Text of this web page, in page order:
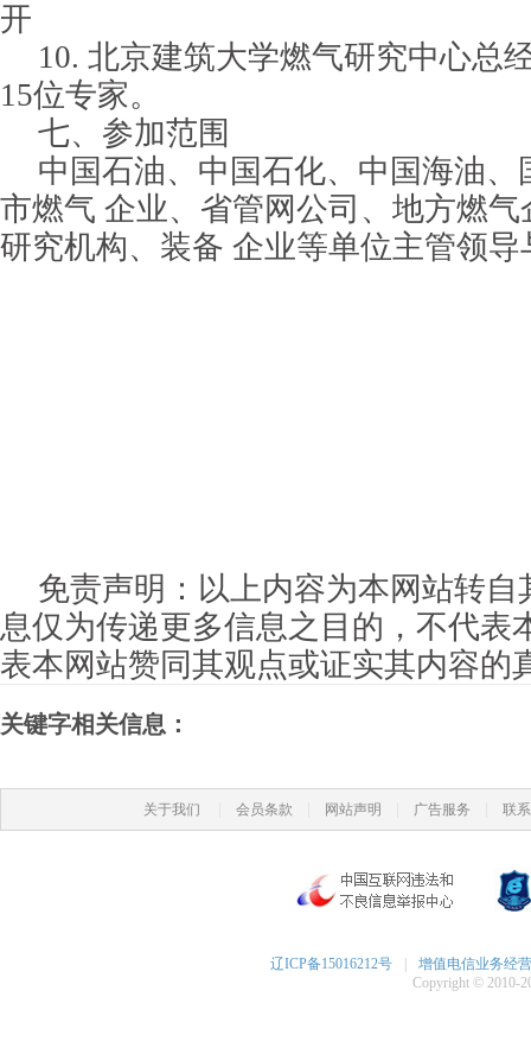
开
10. 北京建筑大学燃气研究中心总
15位专家。
七、参加范围
中国石油、中国石化、中国海油、
市燃气 企业、省管网公司、地方燃
研究机构、装备 企业等单位主管领
免责声明：以上内容为本网站转自
息仅为传递更多信息之目的，不代表
表本网站赞同其观点或证实其内容的
关键字相关信息：
关于我们 会员条款 网站声明 广告服务 联
辽ICP备15016212号
增值电信业务经
Copyright © 2010-